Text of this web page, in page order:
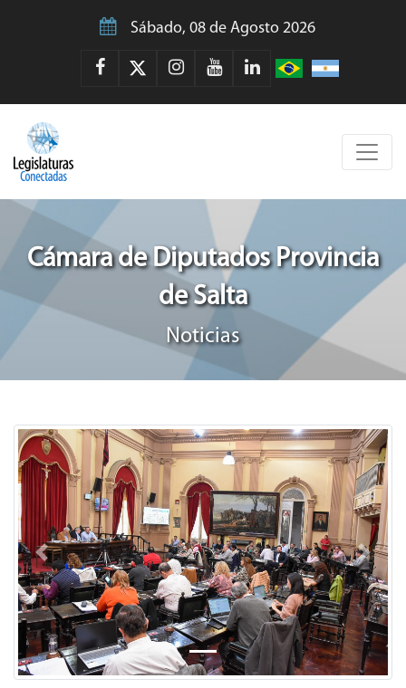
Sábado, 08 de Agosto 2026
Cámara de Diputados Provincia
de Salta
Noticias
Previous Next